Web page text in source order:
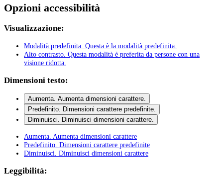
Opzioni accessibilità
Visualizzazione:
Modalità predefinita . Questa è la modalità predefinita.
Alto contrasto . Questa modalità è preferita da persone con una
visione ridotta.
Dimensioni testo:
Aumenta. Aumenta dimensioni carattere.
Predefinito. Dimensioni carattere predefinite.
Diminuisci. Diminuisci dimensioni carattere.
Aumenta . Aumenta dimensioni carattere
Predefinito . Dimensioni carattere predefinite
Diminuisci . Diminuisci dimensioni carattere
Leggibilità: